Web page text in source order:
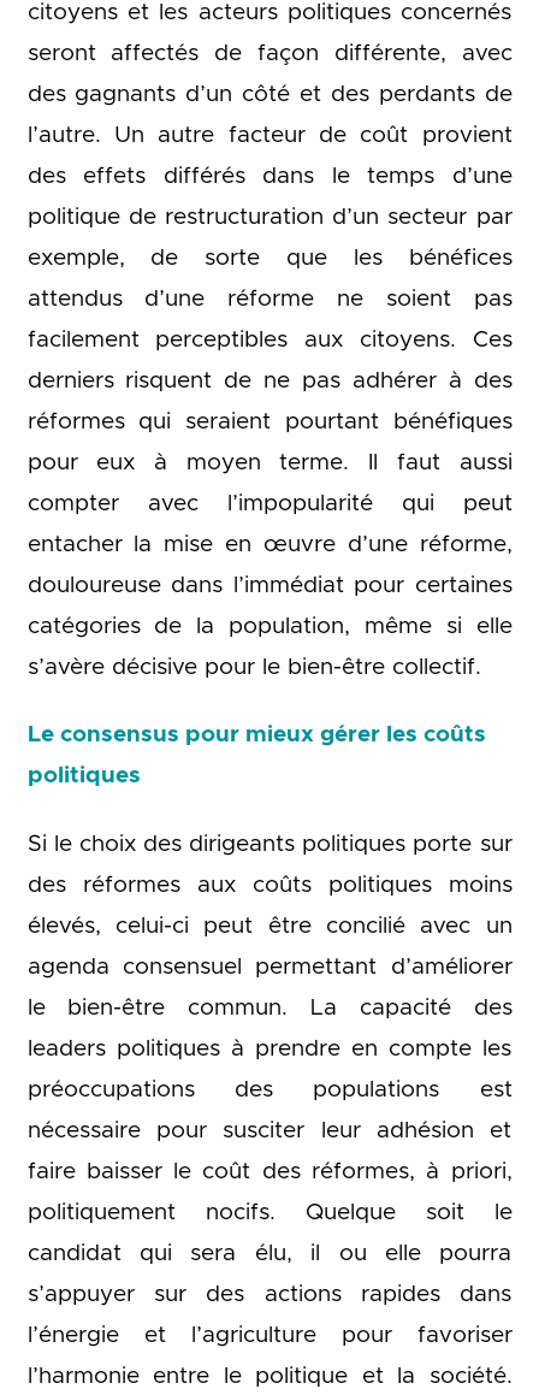
citoyens et les acteurs politiques concernés
seront affectés de façon différente, avec
des gagnants d’un côté et des perdants de
l’autre. Un autre facteur de coût provient
des effets différés dans le temps d’une
politique de restructuration d’un secteur par
exemple, de sorte que les bénéfices
attendus d’une réforme ne soient pas
facilement perceptibles aux citoyens. Ces
derniers risquent de ne pas adhérer à des
réformes qui seraient pourtant bénéfiques
pour eux à moyen terme. Il faut aussi
compter avec l’impopularité qui peut
entacher la mise en œuvre d’une réforme,
douloureuse dans l’immédiat pour certaines
catégories de la population, même si elle
s’avère décisive pour le bien-être collectif.
Le consensus pour mieux gérer les coûts
politiques
Si le choix des dirigeants politiques porte sur
des réformes aux coûts politiques moins
élevés, celui-ci peut être concilié avec un
agenda consensuel permettant d’améliorer
le bien-être commun. La capacité des
leaders politiques à prendre en compte les
préoccupations des populations est
nécessaire pour susciter leur adhésion et
faire baisser le coût des réformes, à priori,
politiquement nocifs. Quelque soit le
candidat qui sera élu, il ou elle pourra
s’appuyer sur des actions rapides dans
l’énergie et l’agriculture pour favoriser
l’harmonie entre le politique et la société.